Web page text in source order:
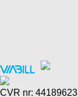
CVR nr: 44189623